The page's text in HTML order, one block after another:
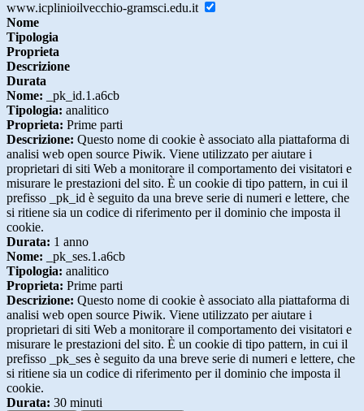
www.icplinioilvecchio-gramsci.edu.it
Nome
Tipologia
Proprieta
Descrizione
Durata
Nome: _pk_id.1.a6cb
Tipologia: analitico
Proprieta: Prime parti
Descrizione: Questo nome di cookie è associato alla piattaforma di
analisi web open source Piwik. Viene utilizzato per aiutare i
proprietari di siti Web a monitorare il comportamento dei visitatori e
misurare le prestazioni del sito. È un cookie di tipo pattern, in cui il
prefisso _pk_id è seguito da una breve serie di numeri e lettere, che
si ritiene sia un codice di riferimento per il dominio che imposta il
cookie.
Durata: 1 anno
Nome: _pk_ses.1.a6cb
Tipologia: analitico
Proprieta: Prime parti
Descrizione: Questo nome di cookie è associato alla piattaforma di
analisi web open source Piwik. Viene utilizzato per aiutare i
proprietari di siti Web a monitorare il comportamento dei visitatori e
misurare le prestazioni del sito. È un cookie di tipo pattern, in cui il
prefisso _pk_ses è seguito da una breve serie di numeri e lettere, che
si ritiene sia un codice di riferimento per il dominio che imposta il
cookie.
Durata: 30 minuti